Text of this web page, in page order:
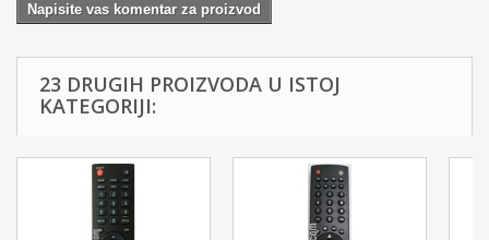
Napisite vas komentar za proizvod
23 DRUGIH PROIZVODA U ISTOJ
KATEGORIJI: